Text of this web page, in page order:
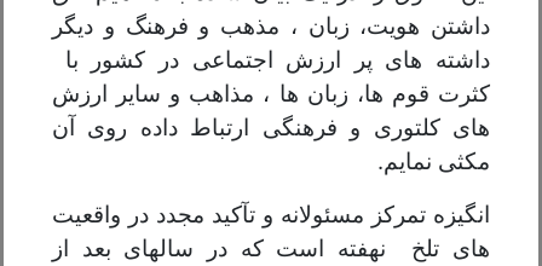
داشتن هویت، زبان ، مذهب و فرهنگ و دیگر
داشته های پر ارزش اجتماعی در کشور با
کثرت قوم ها، زبان ها ، مذاهب و سایر ارزش
های کلتوری و فرهنگی ارتباط داده روی آن
مکثی نمایم.
انگیزه تمرکز مسئولانه و تآکید مجدد در واقعیت
های تلخ نهفته است که در سالهای بعد از